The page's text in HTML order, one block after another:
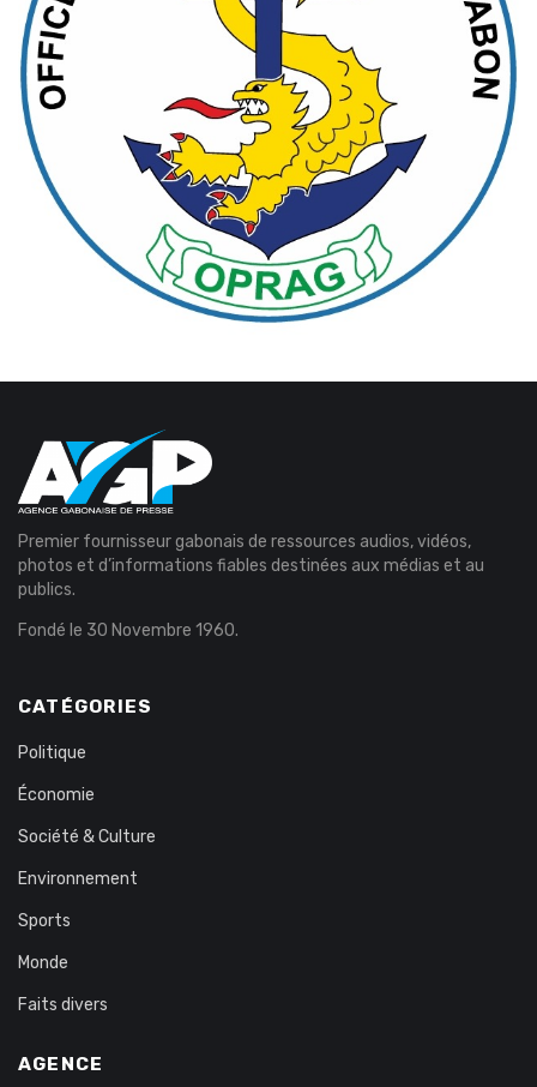
Premier fournisseur gabonais de ressources audios, vidéos,
photos et d’informations fiables destinées aux médias et au
publics.
Fondé le 30 Novembre 1960.
CATÉGORIES
Politique
Économie
Société & Culture
Environnement
Sports
Monde
Faits divers
AGENCE